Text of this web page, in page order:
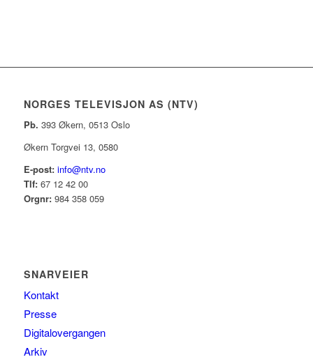
NORGES TELEVISJON AS (NTV)
Pb. 393 Økern, 0513 Oslo
Økern Torgvei 13, 0580
E-post: info@ntv.no
Tlf:67 12 42 00
Orgnr:984 358 059
SNARVEIER
Kontakt
Presse
Digitalovergangen
Arkiv